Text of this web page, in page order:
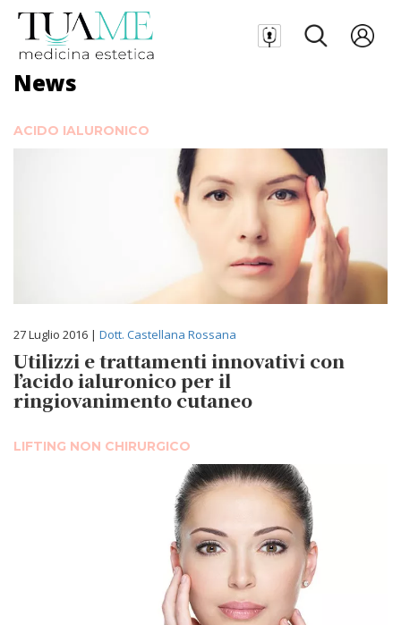
News
ACIDO IALURONICO
27 Luglio 2016 | Dott. Castellana Rossana
Utilizzi e trattamenti innovativi con
l’acido ialuronico per il
ringiovanimento cutaneo
LIFTING NON CHIRURGICO